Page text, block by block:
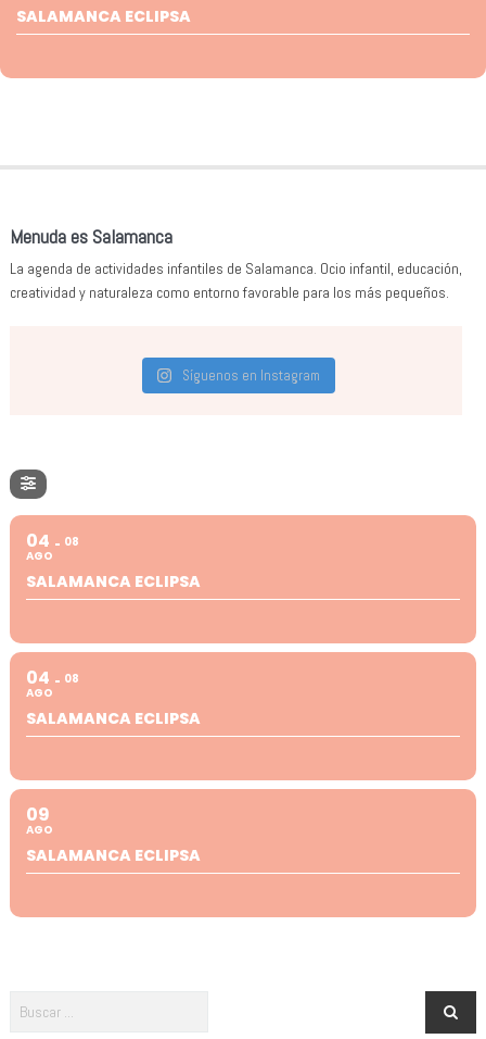
SALAMANCA ECLIPSA
Menuda es Salamanca
La agenda de actividades infantiles de Salamanca. Ocio infantil, educación,
creatividad y naturaleza como entorno favorable para los más pequeños.
Síguenos en Instagram
04
AGO
08
SALAMANCA ECLIPSA
04
AGO
08
SALAMANCA ECLIPSA
09
AGO
SALAMANCA ECLIPSA